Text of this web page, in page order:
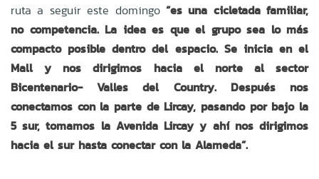
ruta a seguir este domingo“es una cicletada familiar,
no competencia. La idea es que el grupo sea lo más
compacto posible dentro del espacio. Se inicia en el
Mall y nos dirigimos hacia el norte al sector
Bicentenario- Valles del Country. Después nos
conectamos con la parte de Lircay, pasando por bajo la
5 sur, tomamos la Avenida Lircay y ahí nos dirigimos
hacia el sur hasta conectar con la Alameda”.